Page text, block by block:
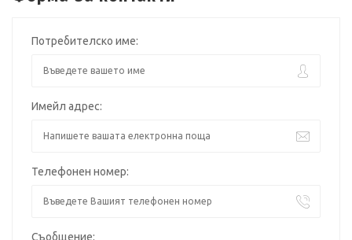
Потребителско име:
Имейл адрес:
Телефонен номер:
Съобщение: